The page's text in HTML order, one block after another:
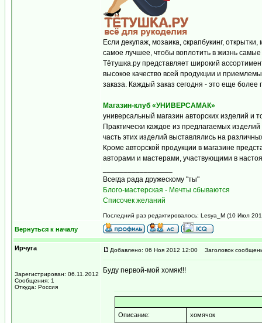
Если декупаж, мозаика, скрапбукинг,
самое лучшее, чтобы воплотить в жизнь
Тётушка.ру представляет широкий
высокое качество всей продукции и
заказа. Каждый заказ сегодня - это еще
Магазин-клуб «УНИВЕРСАМАК»
универсальный магазин авторских изделий и
Практически каждое из предлагаемых
часть этих изделий выставлялись на
Кроме авторской продукции в магазине
авторами и мастерами, участвующими в
Всегда рада дружескому "ты"
Блого-мастерская - Мечты сбываются
Списочек желаний
Последний раз редактировалось: Lesya_M (10 Июл
Вернуться к началу
Ирчуга
Зарегистрирован: 06.11.2012
Сообщения: 1
Откуда: Россия
Добавлено: 06 Ноя 2012 12:00 Заголовок
Буду первой-мой хомяк!!!
Описание:
хомячок